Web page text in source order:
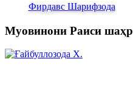
Фирдавс Шарифзода
Муовинони Раиси шаҳр